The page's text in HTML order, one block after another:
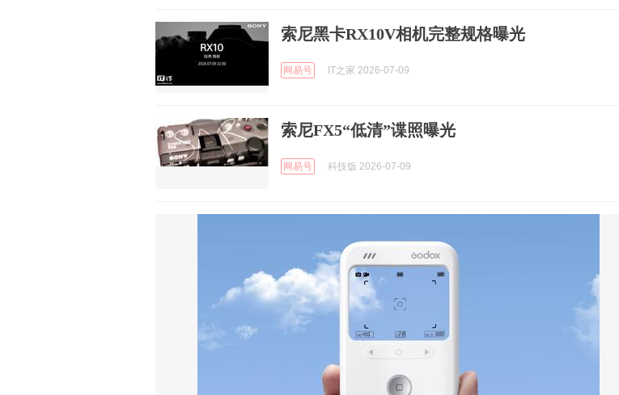
索尼黑卡RX10V相机完整规格曝光
网易号 IT之家 2026-07-09
索尼FX5“低清”谍照曝光
网易号 科技饭 2026-07-09